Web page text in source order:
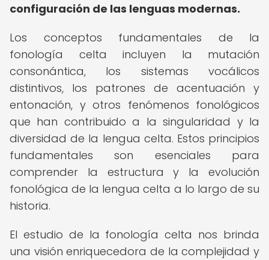
configuración de las lenguas modernas.
Los conceptos fundamentales de la
fonología celta incluyen la mutación
consonántica, los sistemas vocálicos
distintivos, los patrones de acentuación y
entonación, y otros fenómenos fonológicos
que han contribuido a la singularidad y la
diversidad de la lengua celta. Estos principios
fundamentales son esenciales para
comprender la estructura y la evolución
fonológica de la lengua celta a lo largo de su
historia.
El estudio de la fonología celta nos brinda
una visión enriquecedora de la complejidad y